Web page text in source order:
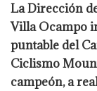
La Dirección
Villa Ocampo
puntable del
Ciclismo
campeón, a